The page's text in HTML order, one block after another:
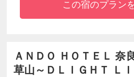
■古くから文人墨客に愛された
風呂、笑顔のある家族風呂が
この宿のプラン
ＡＮＤＯ ＨＯＴＥＬ 奈
草山～ＤＬＩＧＨＴ ＬＩ